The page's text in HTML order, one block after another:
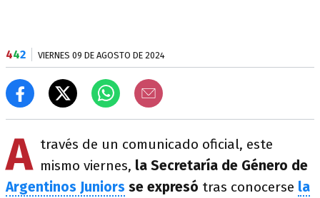
442 VIERNES 09 DE AGOSTO DE 2024
A través de un comunicado oficial, este
mismo viernes, la Secretaría de Género de
Argentinos Juniors se expresó tras conocerse la